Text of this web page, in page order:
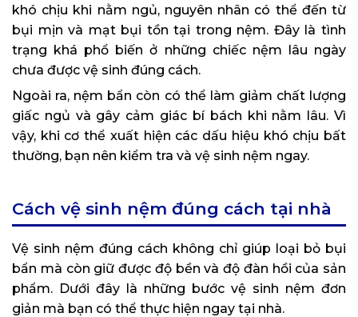
khó chịu khi nằm ngủ, nguyên nhân có thể đến từ
bụi mịn và mạt bụi tồn tại trong nệm. Đây là tình
trạng khá phổ biến ở những chiếc nệm lâu ngày
chưa được vệ sinh đúng cách.
Ngoài ra, nệm bẩn còn có thể làm giảm chất lượng
giấc ngủ và gây cảm giác bí bách khi nằm lâu. Vì
vậy, khi cơ thể xuất hiện các dấu hiệu khó chịu bất
thường, bạn nên kiểm tra và vệ sinh nệm ngay.
Cách vệ sinh nệm đúng cách tại nhà
Vệ sinh nệm đúng cách không chỉ giúp loại bỏ bụi
bẩn mà còn giữ được độ bền và độ đàn hồi của sản
phẩm. Dưới đây là những bước vệ sinh nệm đơn
giản mà bạn có thể thực hiện ngay tại nhà.